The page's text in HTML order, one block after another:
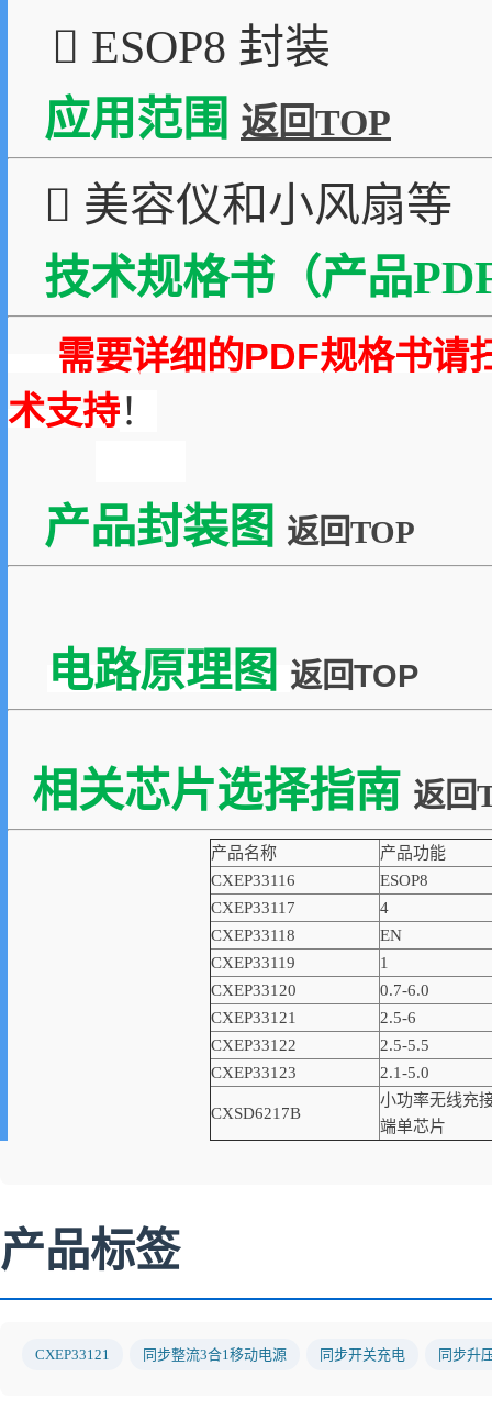
 ESOP8 封装
应用范围 返回TOP
 美容仪和小风扇等
技术规格书（产品
需要详细的PDF规格书请
术支持！
产品封装图 返回TOP
电路原理图 返回TOP
相关芯片选择指南 返回
产品名称
产品功能
CXEP33116
ESOP8
CXEP33117
4
CXEP33118
EN
CXEP33119
1
CXEP33120
0.7-6.0
CXEP33121
2.5-6
CXEP33122
2.5-5.5
CXEP33123
2.1-5.0
CXSD6217B
小功率无线充
端单芯片
产品标签
CXEP33121 同步整流3合1移动电源 同步开关充电 同步升